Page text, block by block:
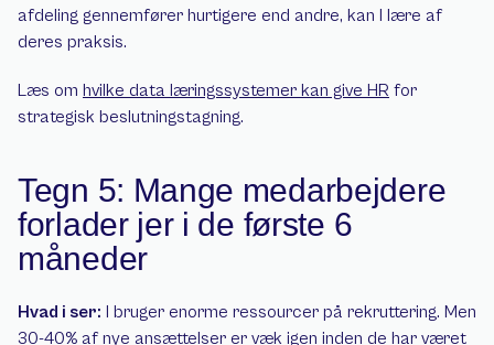
afdeling gennemfører hurtigere end andre, kan I lære af
deres praksis.
Læs om hvilke data læringssystemer kan give HR for
strategisk beslutningstagning.
Tegn 5: Mange medarbejdere
forlader jer i de første 6
måneder
Hvad i ser: I bruger enorme ressourcer på rekruttering. Men
30-40% af nye ansættelser er væk igen inden de har været